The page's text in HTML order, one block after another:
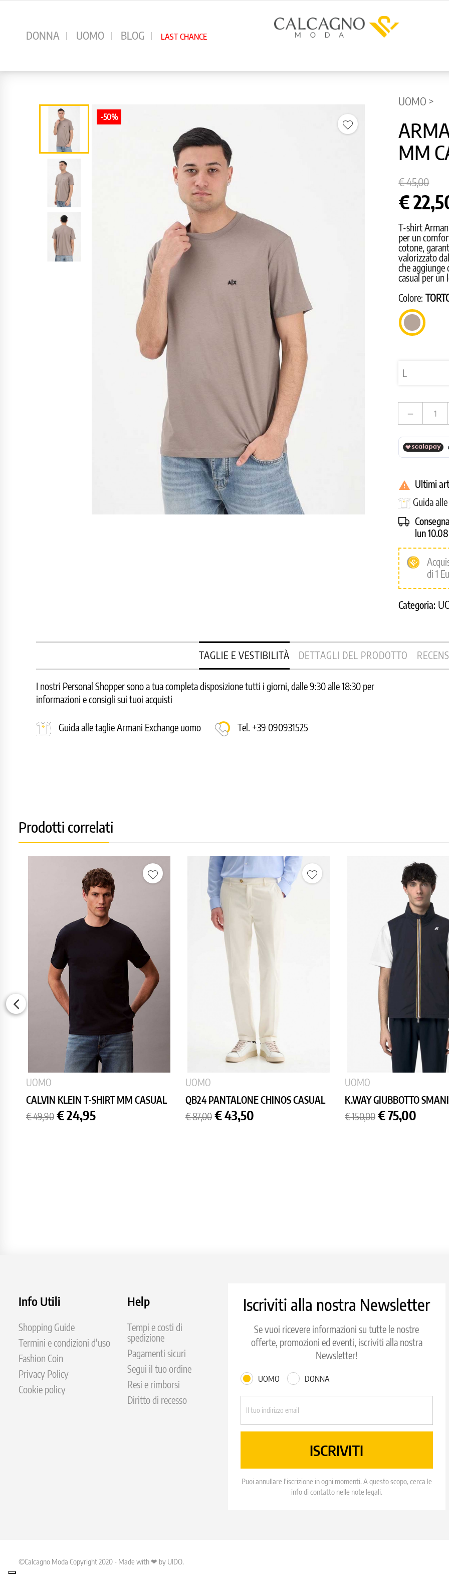
DONNA UOMO BLOG LAST CHANCE
-50%
UOMO >
MM
€ 45,00
€
T-shirt
per un
cotone,
valorizzato
che aggiunge
casual per un
Colore:
TORTORA
remove
 Ultimi
Guida
lun
di 1
Categoria:
TAGLIE E VESTIBILITÀ DETTAGLI DEL PRODOTTO
I nostri Personal Shopper sono a tua completa disposizione tutti i giorni, dalle 9:30 alle 18:30 per
informazioni e consigli sui tuoi acquisti
Guida alle taglie Armani Exchange uomo Tel. +39 090931525
Prodotti correlati
UOMO
CALVIN KLEIN T-SHIRT MM CASUAL
Prezzo
base
€ 49,90 Prezzo
€ 24,95
UOMO
QB24 PANTALONE CHINOS CASUAL
Prezzo
base
€ 87,00 Prezzo
€ 43,50
UOMO
K.WAY GIUBBOTTO
Prezzo
base
€ 150,00 Prezzo
€ 75,00
Info Utili
Shopping Guide
Termini e condizioni d'uso
Fashion Coin
Privacy Policy
Cookie policy
Help
Tempi e costi di
spedizione
Pagamenti sicuri
Segui il tuo ordine
Resi e rimborsi
Diritto di recesso
Iscriviti alla nostra Newsletter
Se vuoi ricevere informazioni su tutte le nostre
offerte, promozioni ed eventi, iscriviti alla nostra
Newsletter!
UOMO DONNA
Puoi annullare l'iscrizione in ogni momenti. A questo scopo, cerca le
info di contatto nelle note legali.
©Calcagno Moda Copyright 2020 - Made with ❤ by UIDO.